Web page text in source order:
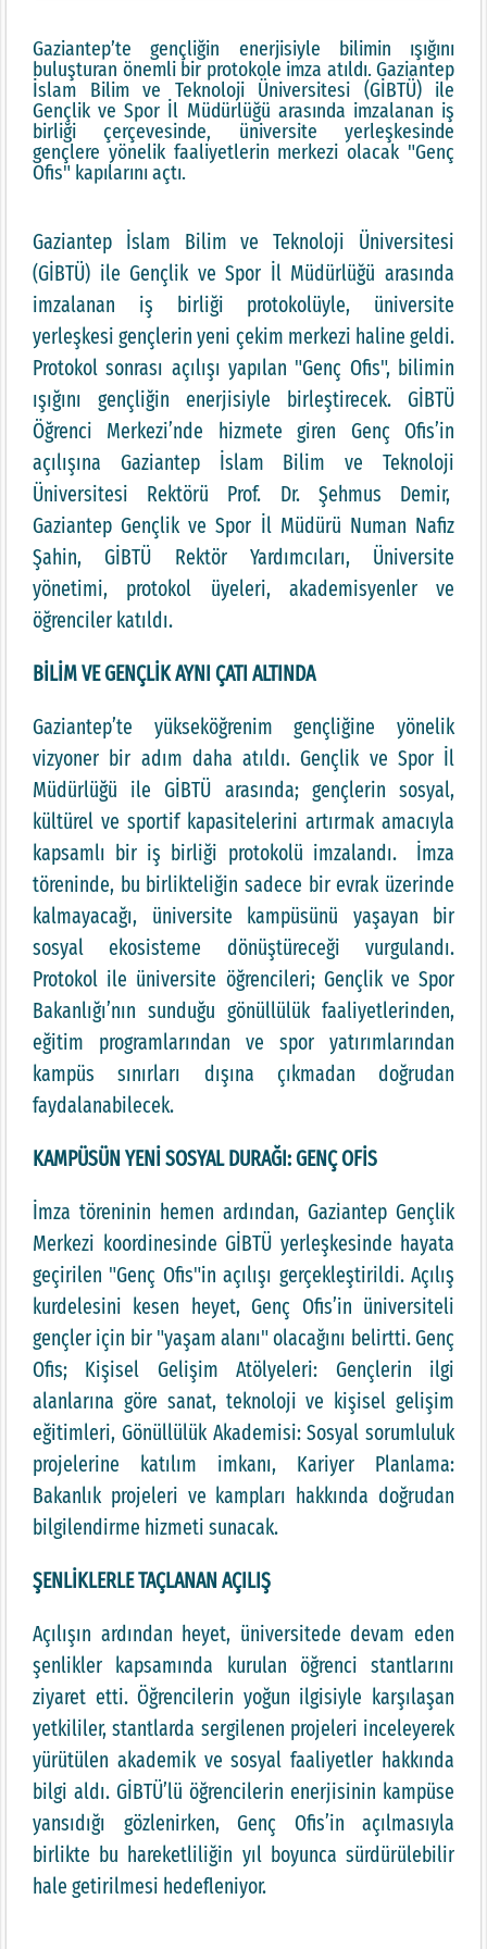
Gaziantep’te gençliğin enerjisiyle bilimin ışığını
buluşturan önemli bir protokole imza atıldı. Gaziantep
İslam Bilim ve Teknoloji Üniversitesi (GİBTÜ) ile
Gençlik ve Spor İl Müdürlüğü arasında imzalanan iş
birliği çerçevesinde, üniversite yerleşkesinde
gençlere yönelik faaliyetlerin merkezi olacak "Genç
Ofis" kapılarını açtı.
Gaziantep İslam Bilim ve Teknoloji Üniversitesi
(GİBTÜ) ile Gençlik ve Spor İl Müdürlüğü arasında
imzalanan iş birliği protokolüyle, üniversite
yerleşkesi gençlerin yeni çekim merkezi haline geldi.
Protokol sonrası açılışı yapılan "Genç Ofis", bilimin
ışığını gençliğin enerjisiyle birleştirecek. GİBTÜ
Öğrenci Merkezi’nde hizmete giren Genç Ofis’in
açılışına Gaziantep İslam Bilim ve Teknoloji
Üniversitesi Rektörü Prof. Dr. Şehmus Demir,
Gaziantep Gençlik ve Spor İl Müdürü Numan Nafiz
Şahin, GİBTÜ Rektör Yardımcıları, Üniversite
yönetimi, protokol üyeleri, akademisyenler ve
öğrenciler katıldı.
BİLİM VE GENÇLİK AYNI ÇATI ALTINDA
Gaziantep’te yükseköğrenim gençliğine yönelik
vizyoner bir adım daha atıldı. Gençlik ve Spor İl
Müdürlüğü ile GİBTÜ arasında; gençlerin sosyal,
kültürel ve sportif kapasitelerini artırmak amacıyla
kapsamlı bir iş birliği protokolü imzalandı. İmza
töreninde, bu birlikteliğin sadece bir evrak üzerinde
kalmayacağı, üniversite kampüsünü yaşayan bir
sosyal ekosisteme dönüştüreceği vurgulandı.
Protokol ile üniversite öğrencileri; Gençlik ve Spor
Bakanlığı’nın sunduğu gönüllülük faaliyetlerinden,
eğitim programlarından ve spor yatırımlarından
kampüs sınırları dışına çıkmadan doğrudan
faydalanabilecek.
KAMPÜSÜN YENİ SOSYAL DURAĞI: GENÇ OFİS
İmza töreninin hemen ardından, Gaziantep Gençlik
Merkezi koordinesinde GİBTÜ yerleşkesinde hayata
geçirilen "Genç Ofis"in açılışı gerçekleştirildi. Açılış
kurdelesini kesen heyet, Genç Ofis’in üniversiteli
gençler için bir "yaşam alanı" olacağını belirtti. Genç
Ofis; Kişisel Gelişim Atölyeleri: Gençlerin ilgi
alanlarına göre sanat, teknoloji ve kişisel gelişim
eğitimleri, Gönüllülük Akademisi: Sosyal sorumluluk
projelerine katılım imkanı, Kariyer Planlama:
Bakanlık projeleri ve kampları hakkında doğrudan
bilgilendirme hizmeti sunacak.
ŞENLİKLERLE TAÇLANAN AÇILIŞ
Açılışın ardından heyet, üniversitede devam eden
şenlikler kapsamında kurulan öğrenci stantlarını
ziyaret etti. Öğrencilerin yoğun ilgisiyle karşılaşan
yetkililer, stantlarda sergilenen projeleri inceleyerek
yürütülen akademik ve sosyal faaliyetler hakkında
bilgi aldı. GİBTÜ’lü öğrencilerin enerjisinin kampüse
yansıdığı gözlenirken, Genç Ofis’in açılmasıyla
birlikte bu hareketliliğin yıl boyunca sürdürülebilir
hale getirilmesi hedefleniyor.